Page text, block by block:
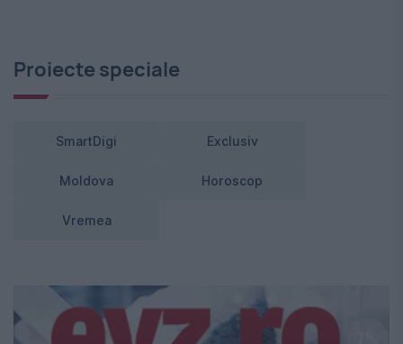
Proiecte speciale
SmartDigi Exclusiv
Moldova Horoscop
Vremea